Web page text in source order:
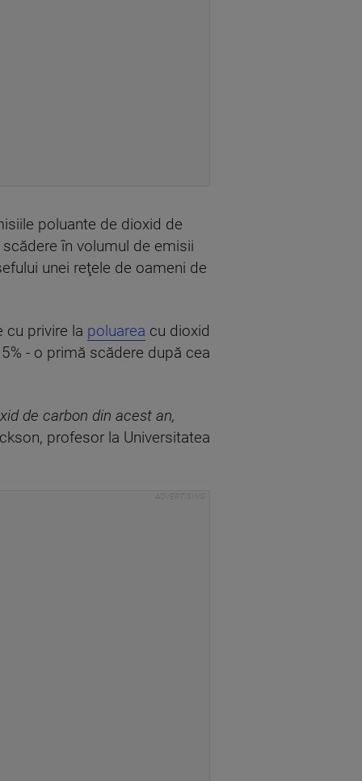
poluante de dioxid de
în volumul de emisii
unei reţele de oameni de
cu privire la poluarea cu dioxid
- o primă scădere după cea
de carbon din acest an,
profesor la Universitatea